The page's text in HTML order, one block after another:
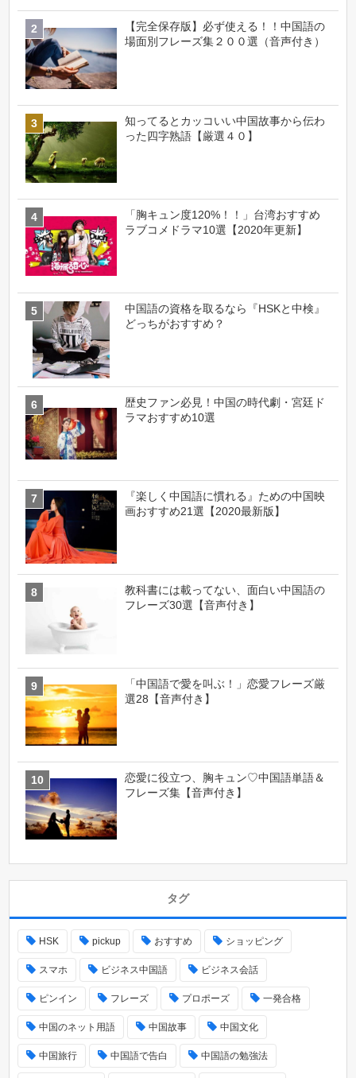
【完全保存版】必ず使える！！中国語の
場面別フレーズ集２００選（音声付き）
知ってるとカッコいい中国故事から伝わ
った四字熟語【厳選４０】
「胸キュン度120%！！」台湾おすすめ
ラブコメドラマ10選【2020年更新】
中国語の資格を取るなら『HSKと中検』
どっちがおすすめ？
歴史ファン必見！中国の時代劇・宮廷ド
ラマおすすめ10選
『楽しく中国語に慣れる』ための中国映
画おすすめ21選【2020最新版】
教科書には載ってない、面白い中国語の
フレーズ30選【音声付き】
「中国語で愛を叫ぶ！」恋愛フレーズ厳
選28【音声付き】
恋愛に役立つ、胸キュン♡中国語単語＆
フレーズ集【音声付き】
タグ
HSK pickup おすすめ ショッピング
スマホ ビジネス中国語 ビジネス会話
ピンイン フレーズ プロポーズ 一発合格
中国のネット用語 中国故事 中国文化
中国旅行 中国語で告白 中国語の勉強法